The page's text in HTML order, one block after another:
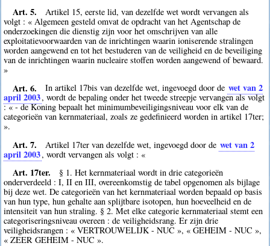
Art. 5.
Artikel 15, eerste lid, van dezelfde wet wordt vervangen als
volgt : « Algemeen gesteld omvat de opdracht van het Agentschap de
onderzoekingen die dienstig zijn voor het omschrijven van alle
exploitatievoorwaarden van de inrichtingen waarin ioniserende stralingen
worden aangewend en tot het bestuderen van de veiligheid en de beveiliging
van de inrichtingen waarin nucleaire stoffen worden aangewend of bewaard.
»
Art. 6. In artikel 17bis van dezelfde wet, ingevoegd door de wet van 2
april 2003, wordt de bepaling onder het tweede streepje vervangen als volgt
: « - de Koning bepaalt het minimumbeveiligingsniveau voor elk van de
categorieën van kernmateriaal, zoals ze gedefinieerd worden in artikel 17ter;
».
Art. 7. Artikel 17ter van dezelfde wet, ingevoegd door de wet van 2
april 2003, wordt vervangen als volgt : «
Art. 17ter.
§ 1. Het kernmateriaal wordt in drie categorieën
onderverdeeld : I, II en III, overeenkomstig de tabel opgenomen als bijlage
bij deze wet. De categorieën van het kernmateriaal worden bepaald op basis
van hun type, hun gehalte aan splijtbare isotopen, hun hoeveelheid en de
intensiteit van hun straling. § 2. Met elke categorie kernmateriaal stemt een
categoriseringsniveau overeen : de veiligheidsrang. Er zijn drie
veiligheidsrangen : « VERTROUWELIJK - NUC », « GEHEIM - NUC »,
« ZEER GEHEIM - NUC ».